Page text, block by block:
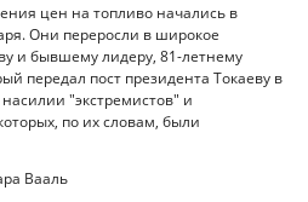
цен на топливо начались в
Они переросли в широкое
и бывшему лидеру, 81-летнему
передал пост президента Токаеву в
"экстремистов" и
по их словам, были
Вааль